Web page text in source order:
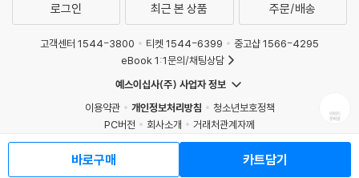
바로구매 카트담기
로그인 최근 본 상품 주문/배송
고객센터 1544-3800 티켓 1544-6399
중고샵 1566-4295
eBook 1:1문의/채팅상담
예스이십사(주) 사업자 정보
이용약관
개인정보처리방침
청소년보호정책
PC버전
회사소개
거래처관계자께
도서홍보
광고
Copyright © YES24 Corp. All Rights Reserved.